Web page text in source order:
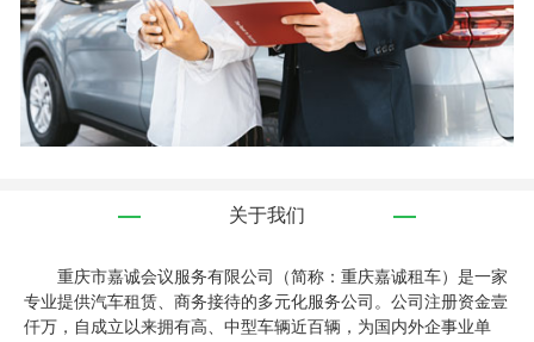
关于我们
重庆市嘉诚会议服务有限公司（简称：重庆嘉诚租车）是一家
专业提供汽车租赁、商务接待的多元化服务公司。公司注册资金壹
仟万，自成立以来拥有高、中型车辆近百辆，为国内外企事业单